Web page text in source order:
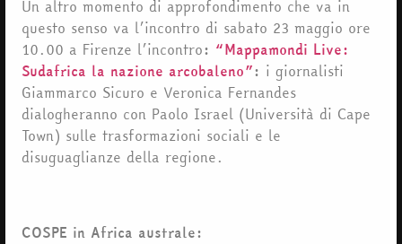
Un altro momento di approfondimento che va in
questo senso va l’incontro di sabato 23 maggio ore
10.00 a Firenze l’incontro: “Mappamondi Live:
Sudafrica la nazione arcobaleno”: i giornalisti
Giammarco Sicuro e Veronica Fernandes
dialogheranno con Paolo Israel (Università di Cape
Town) sulle trasformazioni sociali e le
disuguaglianze della regione.
COSPE in Africa australe: